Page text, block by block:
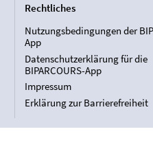
Rechtliches
Nutzungsbedingungen der
App
Datenschutzerklärung für die
BIPARCOURS-App
Impressum
Erklärung zur Barrierefreiheit